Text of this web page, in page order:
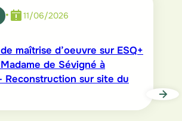
• 11/06/2026
maîtrise d’oeuvre sur ESQ+
de Sévigné à
Reconstruction sur site du